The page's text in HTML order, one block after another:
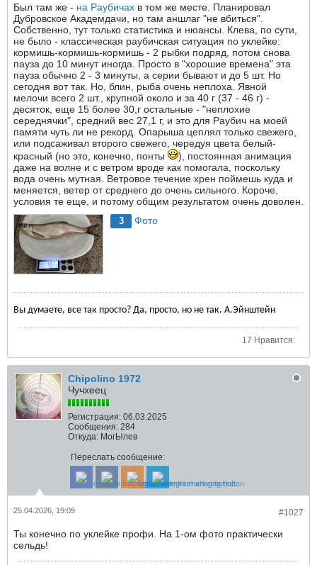
Был там же - на Раубичах в том же месте. Планировал
Дубровское Академдачи, но там аншлаг "не вбиться".
Собственно, тут только статистика и нюансы. Клева, по сути,
не было - классическая раубичская ситуация по уклейке:
кормишь-кормишь-кормишь - 2 рыбки подряд, потом снова
пауза до 10 минут иногда. Просто в "хорошие времена" эта
пауза обычно 2 - 3 минуты, а серии бывают и до 5 шт. Но
сегодня вот так. Но, блин, рыба очень неплоха. Явной
мелочи всего 2 шт., крупной около и за 40 г (37 - 46 г) -
десяток, еще 15 более 30,г остальные - "неплохие
середнячки", средний вес 27,1 г, и это для Раубич на моей
памяти чуть ли не рекорд. Опарыша цеплял только свежего,
или подсаживал второго свежего, чередуя цвета белый-
красный (но это, конечно, понты
), постоянная анимация
даже на волне и с ветром вроде как помогала, поскольку
вода очень мутная. Ветровое течение хрен поймешь куда и
меняется, ветер от среднего до очень сильного. Короче,
условия те еще, и потому общим результатом очень доволен.
3 Фото
Вы думаете, все так просто? Да, просто, но не так. А.Эйнштейн
17 Нравится:
Chipolino 1972
Чучхеец
Регистрация: 06.03.2025
Сообщения: 284
Откуда: МогЫлев
Переслать сообщение:
#1027
25.04.2026, 19:09
Ты конечно по уклейке профи. На 1-ом фото практически
сельдь!